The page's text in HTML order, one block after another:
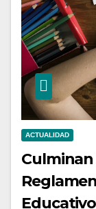
ACTUALIDAD